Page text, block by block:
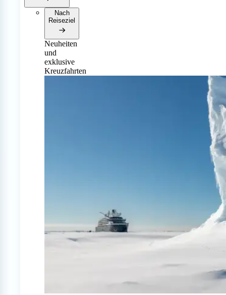
Nach
Reiseziel
Neuheiten
und
exklusive
Kreuzfahrten